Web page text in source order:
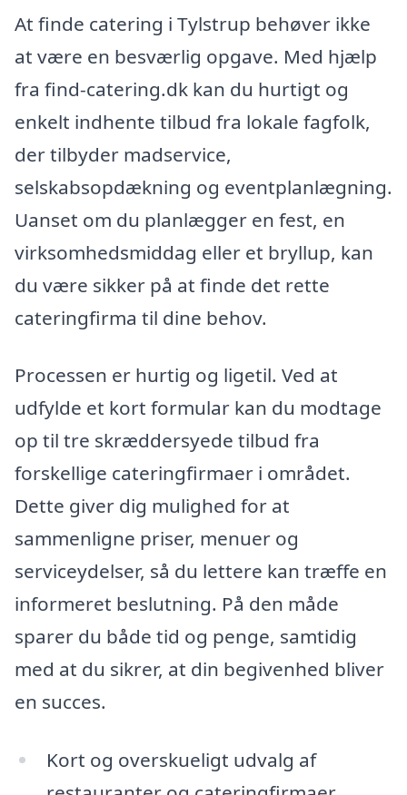
At finde catering i Tylstrup behøver ikke
at være en besværlig opgave. Med hjælp
fra find-catering.dk kan du hurtigt og
enkelt indhente tilbud fra lokale fagfolk,
der tilbyder madservice,
selskabsopdækning og eventplanlægning.
Uanset om du planlægger en fest, en
virksomhedsmiddag eller et bryllup, kan
du være sikker på at finde det rette
cateringfirma til dine behov.
Processen er hurtig og ligetil. Ved at
udfylde et kort formular kan du modtage
op til tre skræddersyede tilbud fra
forskellige cateringfirmaer i området.
Dette giver dig mulighed for at
sammenligne priser, menuer og
serviceydelser, så du lettere kan træffe en
informeret beslutning. På den måde
sparer du både tid og penge, samtidig
med at du sikrer, at din begivenhed bliver
en succes.
Kort og overskueligt udvalg af